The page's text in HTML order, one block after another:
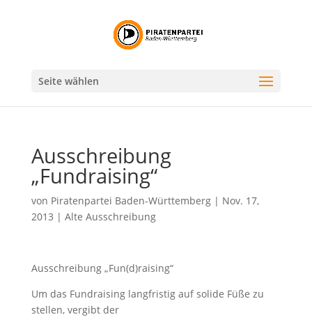
Seite wählen
Ausschreibung
„Fundraising“
von Piratenpartei Baden-Württemberg| Nov. 17,
2013 | Alte Ausschreibung
Ausschreibung „Fun(d)raising“
Um das Fundraising langfristig auf solide Füße zu
stellen, vergibt der